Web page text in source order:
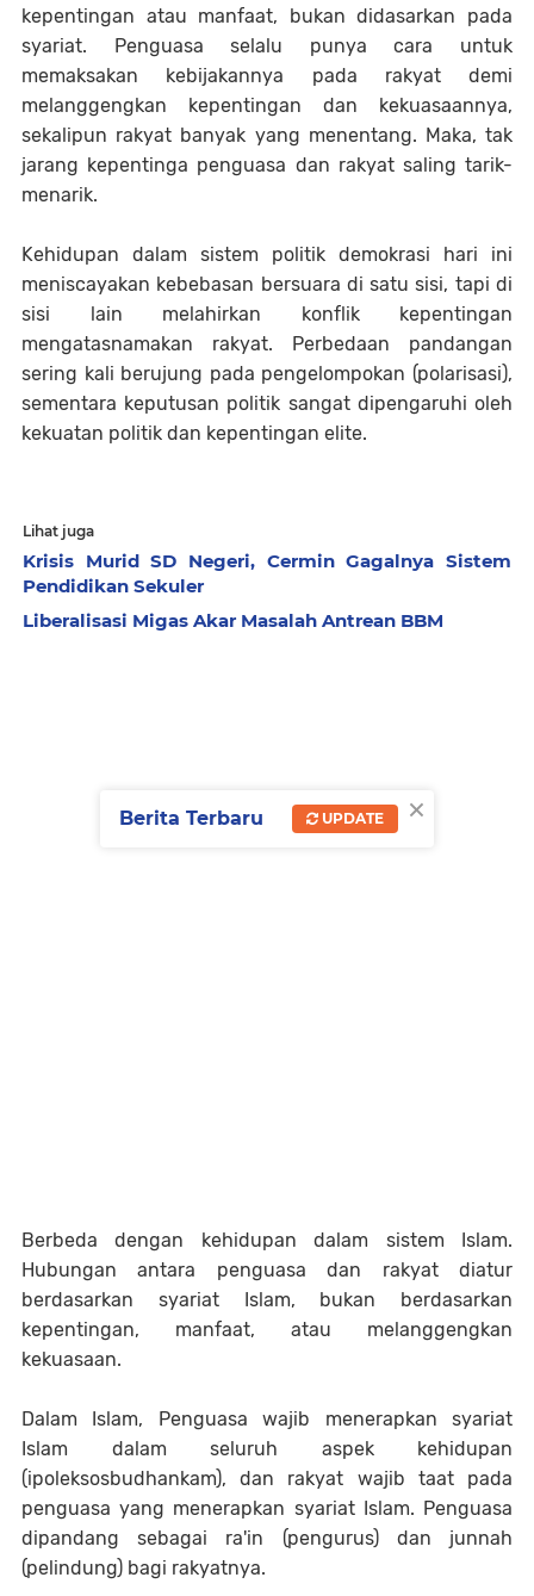
kepentingan atau manfaat, bukan didasarkan pada
syariat. Penguasa selalu punya cara untuk
memaksakan kebijakannya pada rakyat demi
melanggengkan kepentingan dan kekuasaannya,
sekalipun rakyat banyak yang menentang. Maka, tak
jarang kepentinga penguasa dan rakyat saling tarik-
menarik.
Kehidupan dalam sistem politik demokrasi hari ini
meniscayakan kebebasan bersuara di satu sisi, tapi di
sisi lain melahirkan konflik kepentingan
mengatasnamakan rakyat. Perbedaan pandangan
sering kali berujung pada pengelompokan (polarisasi),
sementara keputusan politik sangat dipengaruhi oleh
kekuatan politik dan kepentingan elite.
Lihat juga
Krisis Murid SD Negeri, Cermin Gagalnya Sistem
Pendidikan Sekuler
Liberalisasi Migas Akar Masalah Antrean BBM
Berbeda dengan kehidupan dalam sistem Islam.
Hubungan antara penguasa dan rakyat diatur
berdasarkan syariat Islam, bukan berdasarkan
kepentingan, manfaat, atau melanggengkan
kekuasaan.
Dalam Islam, Penguasa wajib menerapkan syariat
Islam dalam seluruh aspek kehidupan
(ipoleksosbudhankam), dan rakyat wajib taat pada
penguasa yang menerapkan syariat Islam. Penguasa
dipandang sebagai ra'in (pengurus) dan junnah
(pelindung) bagi rakyatnya.
×
Berita Terbaru UPDATE